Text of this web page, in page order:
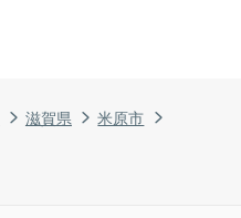
滋賀県
米原市